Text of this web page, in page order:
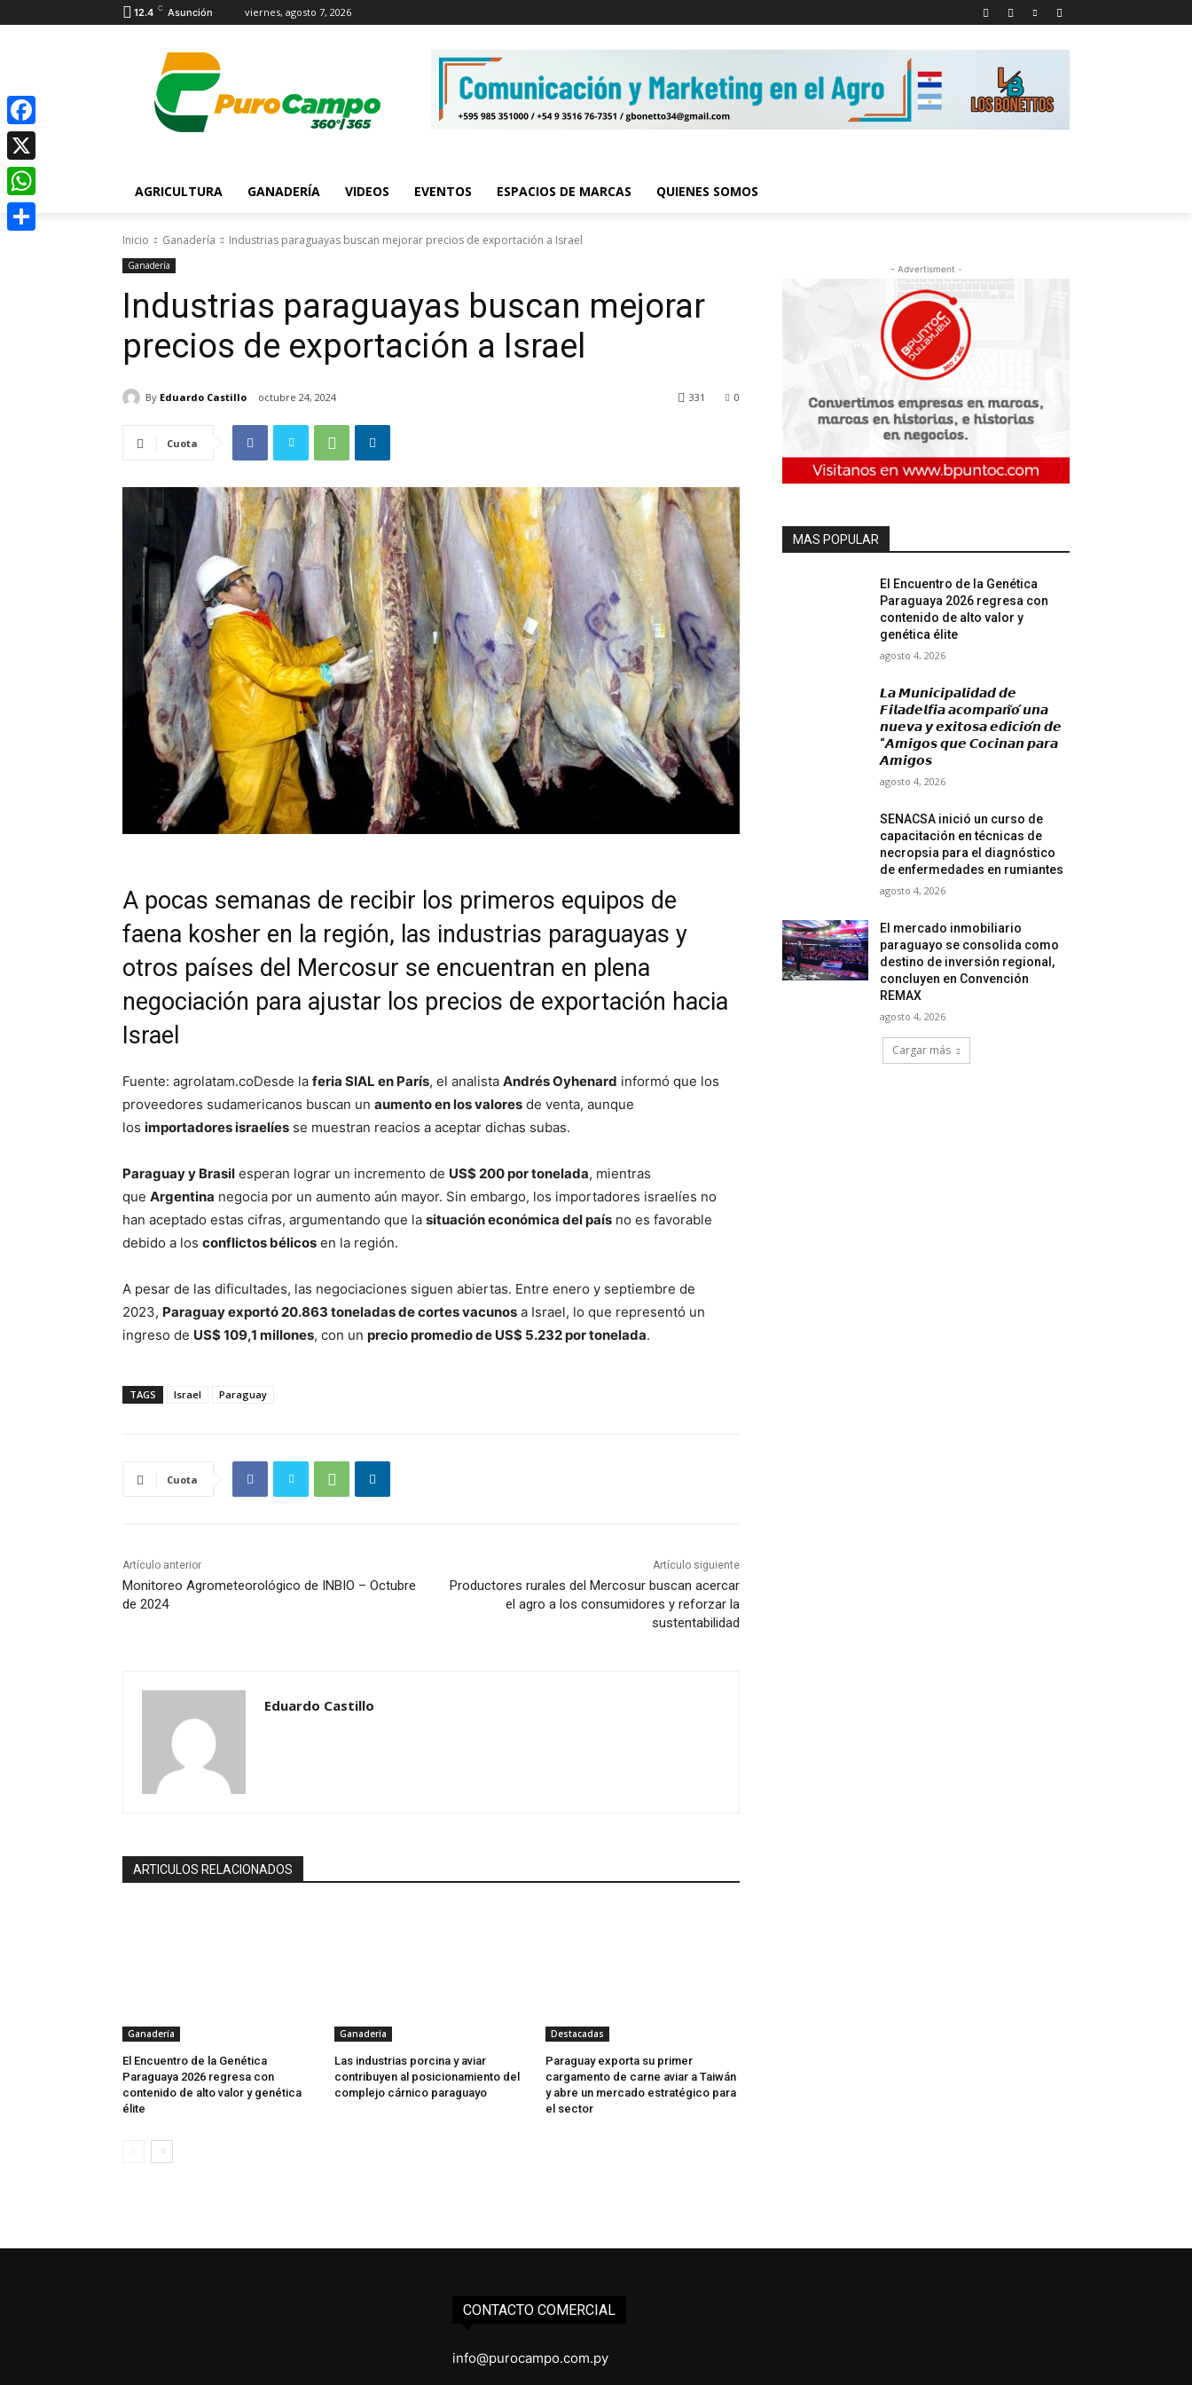
12.4 C Asunción viernes, agosto 7, 2026
AGRICULTURA GANADERÍA VIDEOS EVENTOS ESPACIOS DE MARCAS QUIENES SOMOS
Inicio Ganadería Industrias paraguayas buscan mejorar precios de exportación a Israel
Ganadería
Industrias paraguayas buscan mejorar
precios de exportación a Israel
By Eduardo Castillo octubre 24, 2024 0
331
Cuota
A pocas semanas de recibir los primeros equipos de
faena kosher en la región, las industrias paraguayas y
otros países del Mercosur se encuentran en plena
negociación para ajustar los precios de exportación hacia
Israel
Fuente: agrolatam.coDesde la feria SIAL en París, el analista Andrés Oyhenard informó que los
proveedores sudamericanos buscan un aumento en los valores de venta, aunque
los importadores israelíes se muestran reacios a aceptar dichas subas.
Paraguay y Brasil esperan lograr un incremento de US$ 200 por tonelada, mientras
que Argentina negocia por un aumento aún mayor. Sin embargo, los importadores israelíes no
han aceptado estas cifras, argumentando que la situación económica del país no es favorable
debido a los conflictos bélicos en la región.
A pesar de las dificultades, las negociaciones siguen abiertas. Entre enero y septiembre de
2023, Paraguay exportó 20.863 toneladas de cortes vacunos a Israel, lo que representó un
ingreso de US$ 109,1 millones, con un precio promedio de US$ 5.232 por tonelada.
TAGS Israel Paraguay
Cuota
Artículo anterior
Monitoreo Agrometeorológico de INBIO – Octubre
de 2024
Artículo siguiente
Productores rurales del Mercosur buscan acercar
el agro a los consumidores y reforzar la
sustentabilidad
Eduardo Castillo
ARTICULOS RELACIONADOS
Ganadería
El Encuentro de la Genética
Paraguaya 2026 regresa con
contenido de alto valor y genética
élite
Ganadería
Las industrias porcina y aviar
contribuyen al posicionamiento del
complejo cárnico paraguayo
Destacadas
Paraguay exporta su primer
cargamento de carne aviar a Taiwán
y abre un mercado estratégico para
el sector
- Advertisment -
MAS POPULAR
El Encuentro de la Genética
Paraguaya 2026 regresa con
contenido de alto valor y
genética élite
agosto 4, 2026
𝙇𝙖 𝙈𝙪𝙣𝙞𝙘𝙞𝙥𝙖𝙡𝙞𝙙𝙖𝙙 𝙙𝙚
𝙁𝙞𝙡𝙖𝙙𝙚𝙡𝙛𝙞𝙖 𝙖𝙘𝙤𝙢𝙥𝙖𝙣̃𝙤́ 𝙪𝙣𝙖
𝙣𝙪𝙚𝙫𝙖 𝙮 𝙚𝙭𝙞𝙩𝙤𝙨𝙖 𝙚𝙙𝙞𝙘𝙞𝙤́𝙣 𝙙𝙚
“𝘼𝙢𝙞𝙜𝙤𝙨 𝙦𝙪𝙚 𝘾𝙤𝙘𝙞𝙣𝙖𝙣 𝙥𝙖𝙧𝙖
𝘼𝙢𝙞𝙜𝙤𝙨
agosto 4, 2026
SENACSA inició un curso de
capacitación en técnicas de
necropsia para el diagnóstico
de enfermedades en rumiantes
agosto 4, 2026
El mercado inmobiliario
paraguayo se consolida como
destino de inversión regional,
concluyen en Convención
REMAX
agosto 4, 2026
Cargar más
CONTACTO COMERCIAL
info@purocampo.com.py
Facebook
X
WhatsApp